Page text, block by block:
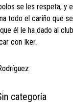
se les respeta, y
todo el cariño que
él le ha dado al
con Iker.
categoría